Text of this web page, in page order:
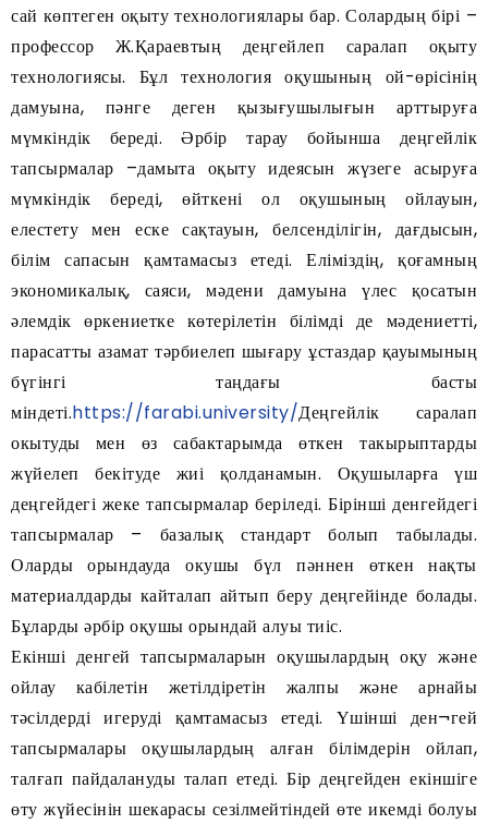
сай көптеген оқыту технологиялары бар. Солардың бірі –
профессор Ж.Қараевтың деңгейлеп саралап оқыту
технологиясы. Бұл технология оқушының ой-өрісінің
дамуына, пәнге деген қызығушылығын арттыруға
мүмкіндік береді. Әрбір тарау бойынша деңгейлік
тапсырмалар –дамыта оқыту идеясын жүзеге асыруға
мүмкіндік береді, өйткені ол оқушының ойлауын,
елестету мен еске сақтауын, белсенділігін, дағдысын,
білім сапасын қамтамасыз етеді. Еліміздің, қоғамның
экономикалық, саяси, мәдени дамуына үлес қосатын
әлемдік өркениетке көтерілетін білімді де мәдениетті,
парасатты азамат тәрбиелеп шығару ұстаздар қауымының
бүгінгі таңдағы басты
міндеті.https://farabi.university/Деңгейлік саралап
окытуды мен өз сабактарымда өткен такырыптарды
жүйелеп бекітуде жиі қолданамын. Оқушыларға үш
деңгейдегі жеке тапсырмалар беріледі. Бірінші денгейдегі
тапсырмалар – базалық стандарт болып табылады.
Оларды орындауда окушы бүл пәннен өткен нақты
материалдарды кайталап айтып беру деңгейінде болады.
Бұларды әрбір оқушы орындай алуы тиіс.
Екінші денгей тапсырмаларын оқушылардың оқу және
ойлау кабілетін жетілдіретін жалпы және арнайы
тәсілдерді игеруді қамтамасыз етеді. Үшінші ден¬гей
тапсырмалары оқушылардың алған білімдерін ойлап,
талғап пайдалануды талап етеді. Бір деңгейден екіншіге
өту жүйесінін шекарасы сезілмейтіндей өте икемді болуы